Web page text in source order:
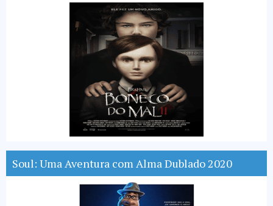
Soul: Uma Aventura com Alma Dublado 2020